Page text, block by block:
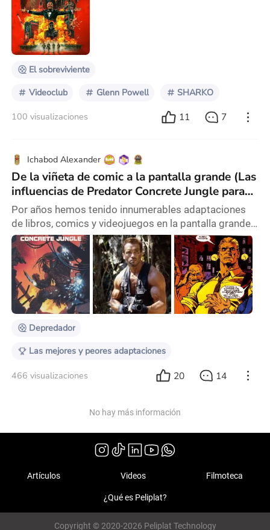
versión, la de Arnold Schwarzenegger, ahora con Glen
Powell La historia basada en el libro de Richard
Bachman, también conocido como Stephen King, nos
cuenta la vida de Ben Richards, un hombre c
El sobreviviente
Videoclub Glenn Powell SHARKO
100 visualizaciones 11 7
Ichabod Alexander
De la viñeta de comic a la pantalla grande (Las
influencias de Predator Concrete Jungle para
crear Predator 2)
Por años hemos tenido innumerables adaptaciones
de libros, comics y videojuegos en la pantalla grande,
la mayor parte del tiempo los resultados pueden
variar entre positivos y negativos, y que dependiendo
de la reacción del público se observará si se le dará
una continuación a la franquicia. Lo mismo surgió en
el caso de la primera película de Predator del año
1987, pero con una muy notable difere
Depredador
Las mejores y peores adaptaciones
466 visualizaciones 20 14
No hay más información
Artículos Videos Filmoteca
¿Qué es Peliplat?
Copyright © 2020-2026 Peliplat Technology